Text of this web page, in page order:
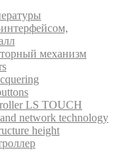
механизм
LS TOUCH
network technology
height